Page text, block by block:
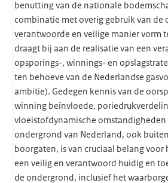
benutting van de nationale
combinatie met overig gebruik van de
verantwoorde en veilige manier vorm
draagt bij aan de realisatie van een
opsporings-, winnings- en
ten behoeve van de Nederlandse
ambitie). Gedegen kennis van de
winning beïnvloede,
vloeistofdynamische omstandigheden
ondergrond van Nederland, ook
boorgaten, is van cruciaal belang
een veilig en verantwoord huidig en
de ondergrond, inclusief het